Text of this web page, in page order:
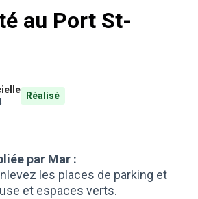
au Port St-
Réalisé
par Mar :
les places de parking et
et espaces verts.